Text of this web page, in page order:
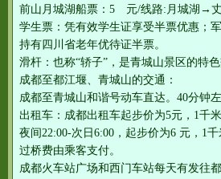
前山月城湖船票：5 元/线路:月城湖→
学生票：凭有效学生证享受半票优惠；
持有四川省老年优待证半票。
滑杆：也称“轿子”，是青城山景区的特
成都至都江堰、青城山的交通：
成都至青城山和谐号动车直达。40分钟左
出租车：成都出租车起步价为5元，1千
夜间22:00-次日6:00，起步价为6 元，1
过桥费由乘客支付。
成都火车站广场和西门车站每天有发往